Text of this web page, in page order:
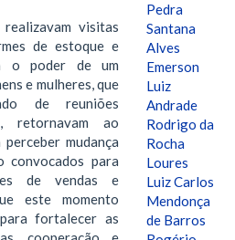
visitas
de estoque e
o poder de um
e mulheres, que
de reuniões
retornavam ao
mudança
convocados para
de vendas e
este momento
fortalecer as
Pedra
Santana
Alves
Emerson
Luiz
Andrade
Rodrigo da
Rocha
Loures
Luiz Carlos
Mendonça
de Barros